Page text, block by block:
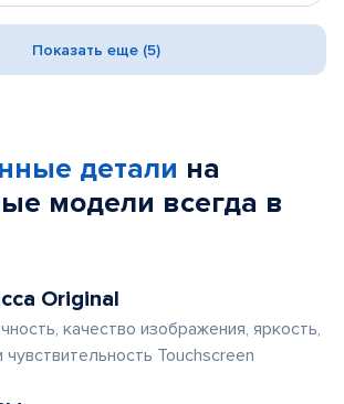
Показать еще (5)
детали на
модели всегда в
Original
качество изображения, яркость,
Touchscreen